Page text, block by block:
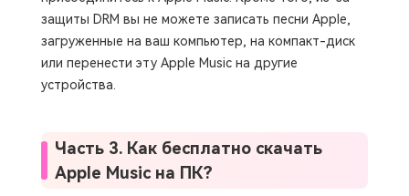
защиты DRM вы не можете записать песни Apple,
загруженные на ваш компьютер, на компакт-диск
или перенести эту Apple Music на другие
устройства.
Часть 3. Как бесплатно скачать
Apple Music на ПК?